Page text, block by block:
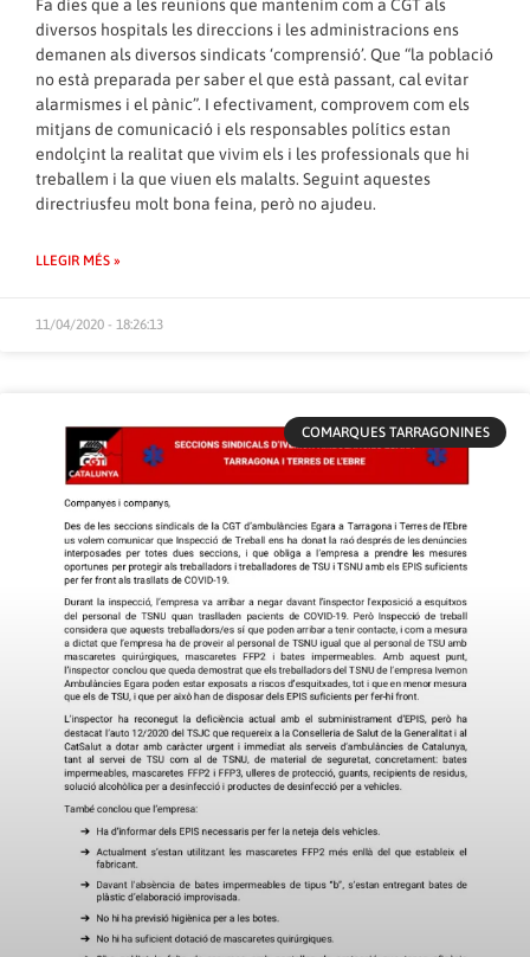
Fa dies que a les reunions que mantenim com a CGT als
diversos hospitals les direccions i les administracions ens
demanen als diversos sindicats ‘comprensió’. Que “la població
no està preparada per saber el que està passant, cal evitar
alarmismes i el pànic”. I efectivament, comprovem com els
mitjans de comunicació i els responsables polítics estan
endolçint la realitat que vivim els i les professionals que hi
treballem i la que viuen els malalts. Seguint aquestes
directriusfeu molt bona feina, però no ajudeu.
LLEGIR MÉS »
11/04/2020 - 18:26:13
COMARQUES TARRAGONINES